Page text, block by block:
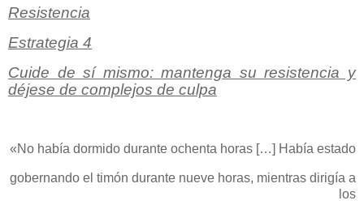
Resistencia
Estrategia 4
Cuide de sí mismo: mantenga su resistencia y
déjese de complejos de culpa
«No había dormido durante ochenta horas […] Había estado
gobernando el timón durante nueve horas, mientras dirigía a
los